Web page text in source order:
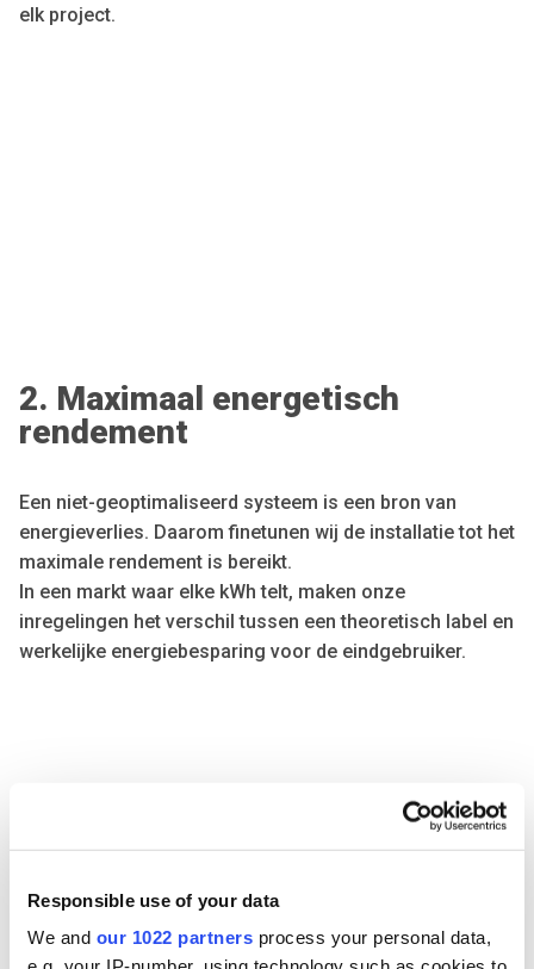
Responsible use of your data
We and our 1022 partners process your personal data,
elk project.
2. Maximaal energetisch
rendement
Een niet-geoptimaliseerd systeem is een bron van
energieverlies. Daarom finetunen wij de installatie tot het
maximale rendement is bereikt.
In een markt waar elke kWh telt, maken onze
inregelingen het verschil tussen een theoretisch label en
werkelijke energiebesparing voor de eindgebruiker.